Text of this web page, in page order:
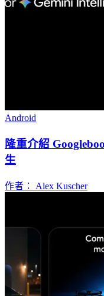
Android
隆重介紹
生
作者： Alex Kuscher